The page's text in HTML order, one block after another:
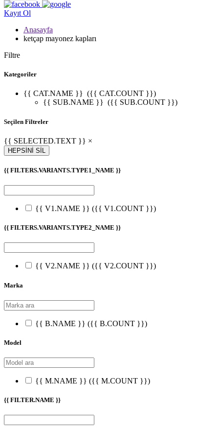
Kayıt Ol
Anasayfa
ketçap mayonez kapları
Filtre
Kategoriler
{{ CAT.NAME }} ({{ CAT.COUNT }})
{{ SUB.NAME }} ({{ SUB.COUNT }})
Seçilen Filtreler
{{ SELECTED.TEXT }} ×
HEPSİNİ SİL
{{ FILTERS.VARIANTS.TYPE1_NAME }}
{{ V1.NAME }} ({{ V1.COUNT }})
{{ FILTERS.VARIANTS.TYPE2_NAME }}
{{ V2.NAME }} ({{ V2.COUNT }})
Marka
{{ B.NAME }} ({{ B.COUNT }})
Model
{{ M.NAME }} ({{ M.COUNT }})
{{ FILTER.NAME }}